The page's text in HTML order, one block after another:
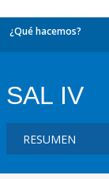
¿Qué hacemos?
SAL IV